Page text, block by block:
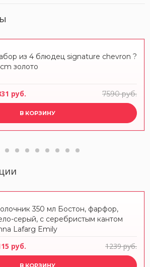
из 4 блюдец signature chevron ?
золото
руб. 7590 руб.
В КОРЗИНУ
350 мл Бостон, фарфор,
серый, с серебристым кантом
Lafarg Emily
руб. 1239 руб.
В КОРЗИНУ